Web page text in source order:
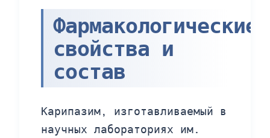
Фармакологические
свойства и
состав
Карипазим, изготавливаемый в
научных лабораториях им.